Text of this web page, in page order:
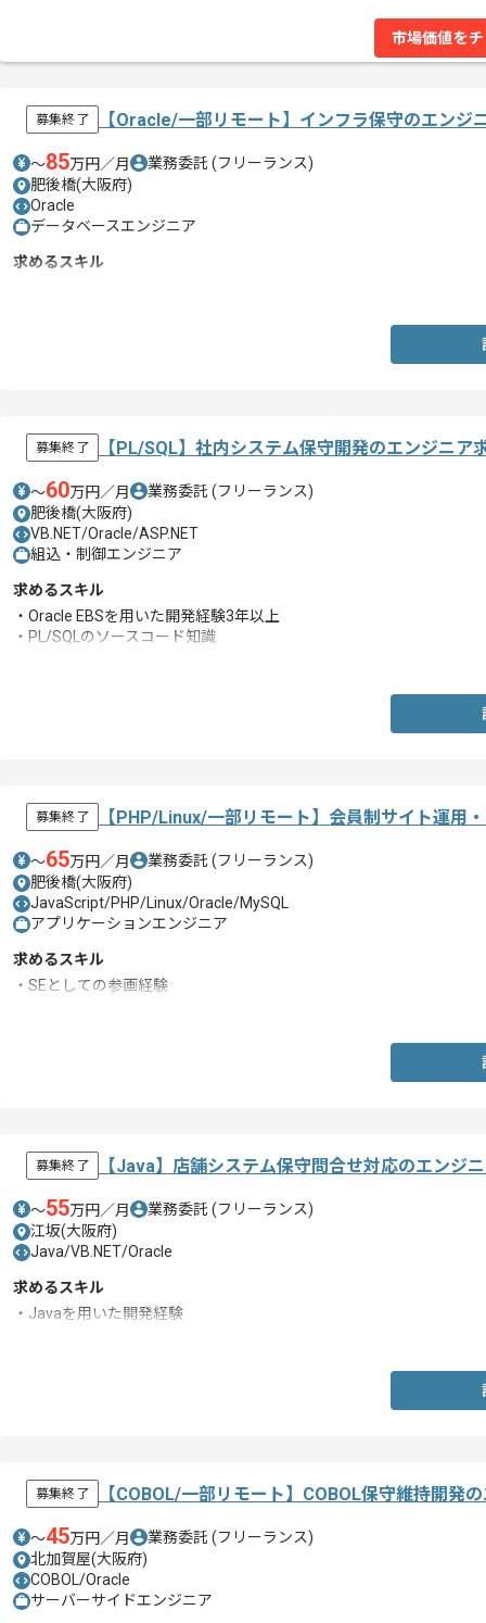
市場価値を
募集終了 【Oracle/一部リモート】インフラ保守のエンジ
〜85万円／月 業務委託 (フリーランス)
肥後橋(大阪府)
Oracle
データベースエンジニア
求めるスキル
募集終了 【PL/SQL】社内システム保守開発のエンジニア
〜60万円／月 業務委託 (フリーランス)
肥後橋(大阪府)
VB.NET/Oracle/ASP.NET
組込・制御エンジニア
求めるスキル
・Oracle EBSを用いた開発経験3年以上
・PL/SQLのソースコード知識
募集終了 【PHP/Linux/一部リモート】会員制サイト運用
〜65万円／月 業務委託 (フリーランス)
肥後橋(大阪府)
JavaScript/PHP/Linux/Oracle/MySQL
アプリケーションエンジニア
求めるスキル
・SEとしての参画経験
募集終了 【Java】店舗システム保守問合せ対応のエンジ
〜55万円／月 業務委託 (フリーランス)
江坂(大阪府)
Java/VB.NET/Oracle
求めるスキル
・Javaを用いた開発経験
募集終了 【COBOL/一部リモート】COBOL保守維持開発
〜45万円／月 業務委託 (フリーランス)
北加賀屋(大阪府)
COBOL/Oracle
サーバーサイドエンジニア